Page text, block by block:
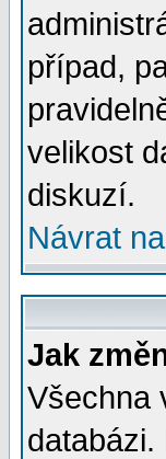
případ,
velikost
diskuzí.
Návrat
Jak
Všechna